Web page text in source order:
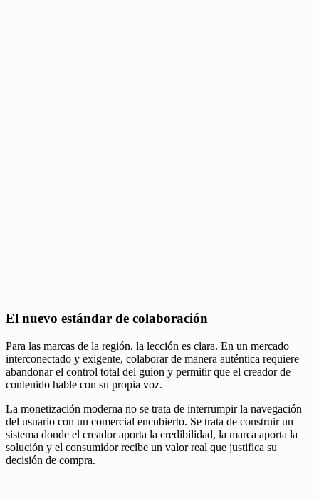
El nuevo estándar de colaboración
Para las marcas de la región, la lección es clara. En un mercado
interconectado y exigente, colaborar de manera auténtica requiere
abandonar el control total del guion y permitir que el creador de
contenido hable con su propia voz.
La monetización moderna no se trata de interrumpir la navegación
del usuario con un comercial encubierto. Se trata de construir un
sistema donde el creador aporta la credibilidad, la marca aporta la
solución y el consumidor recibe un valor real que justifica su
decisión de compra.